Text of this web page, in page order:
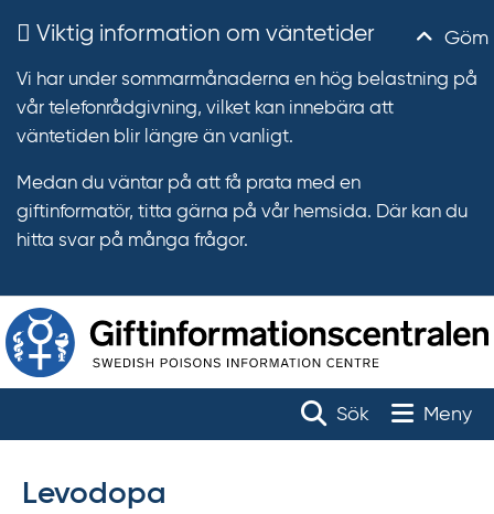
Göm
Viktig information om väntetider
Vi har under sommarmånaderna en hög belastning på
vår telefonrådgivning, vilket kan innebära att
väntetiden blir längre än vanligt.
Medan du väntar på att få prata med en
giftinformatör, titta gärna på vår hemsida. Där kan du
hitta svar på många frågor.
Sök Toggle
Meny
Levodopa